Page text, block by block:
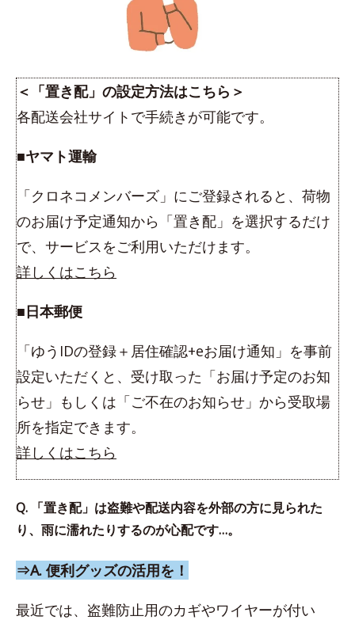
＜「置き配」の設定方法はこちら＞
各配送会社サイトで手続きが可能です。
■ヤマト運輸
「クロネコメンバーズ」にご登録されると、荷物
のお届け予定通知から「置き配」を選択するだけ
で、サービスをご利用いただけます。
詳しくはこちら
■日本郵便
「ゆうIDの登録＋居住確認+eお届け通知」を事前
設定いただくと、受け取った「お届け予定のお知
らせ」もしくは「ご不在のお知らせ」から受取場
所を指定できます。
詳しくはこちら
Q. 「置き配」は盗難や配送内容を外部の方に見られた
り、雨に濡れたりするのが心配です…。
⇒A. 便利グッズの活用を！
最近では、盗難防止用のカギやワイヤーが付い